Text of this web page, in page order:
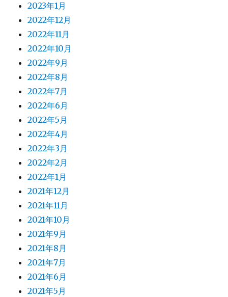
2023年1月
2022年12月
2022年11月
2022年10月
2022年9月
2022年8月
2022年7月
2022年6月
2022年5月
2022年4月
2022年3月
2022年2月
2022年1月
2021年12月
2021年11月
2021年10月
2021年9月
2021年8月
2021年7月
2021年6月
2021年5月